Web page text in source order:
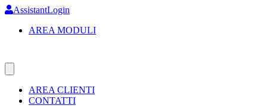
Skip
main
AssistantLogin
AREA MODULI
AREA CLIENTI
CONTATTI